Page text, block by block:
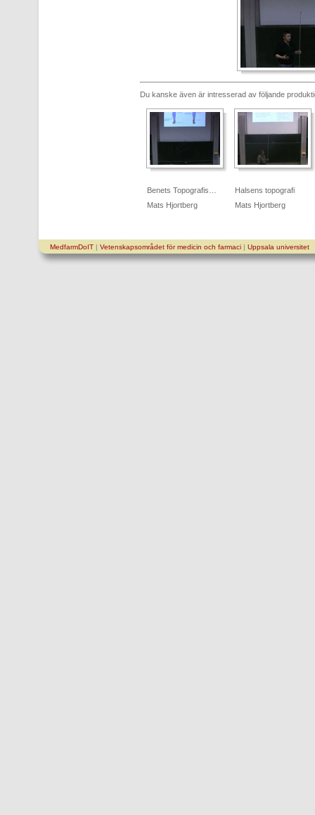
Du kanske även är intresserad av följande
Benets Topografis…
Mats Hjortberg
Halsens topografi
Mats Hjortberg
MedfarmDoIT| Vetenskapsområdet för medicin och farmaci| Uppsala universitet